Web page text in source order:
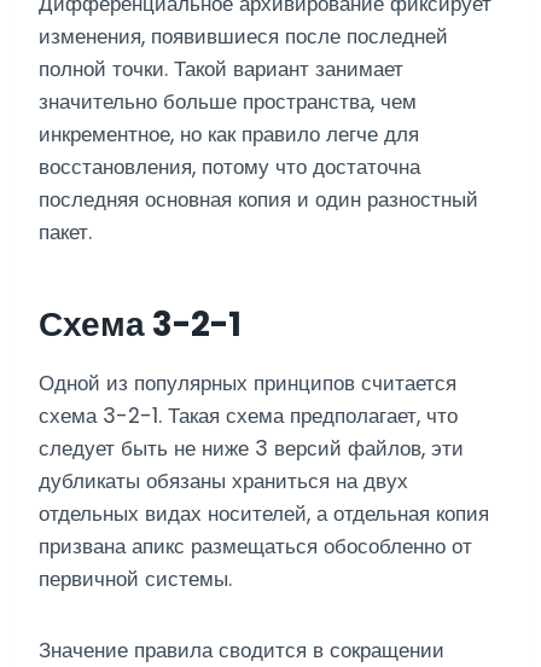
изменения, появившиеся после последней
полной точки. Такой вариант занимает
значительно больше пространства, чем
инкрементное, но как правило легче для
восстановления, потому что достаточна
последняя основная копия и один разностный
пакет.
Схема 3-2-1
Одной из популярных принципов считается
схема 3-2-1. Такая схема предполагает, что
следует быть не ниже 3 версий файлов, эти
дубликаты обязаны храниться на двух
отдельных видах носителей, а отдельная копия
призвана апикс размещаться обособленно от
первичной системы.
Значение правила сводится в сокращении